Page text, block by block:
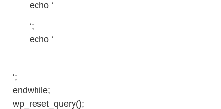
echo ‘
‘;
echo ‘
‘;
endwhile;
wp_reset_query();